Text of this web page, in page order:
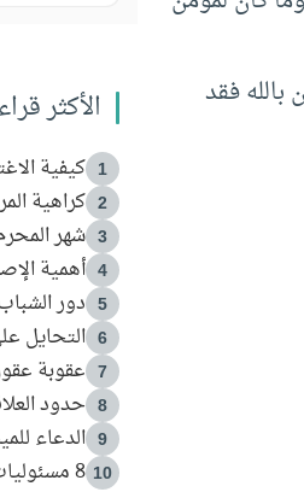
بالله فقد
الأكثر
1 كيفية
2 كراهية
3 شهر
4 أهمية
5 دور
6 التحايل
7 عقوبة
8 حدود
9 الدعاء
10 8 مسئوليات على الزوج تجاه زوجته